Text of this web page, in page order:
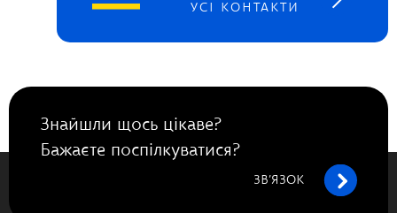
УСІ КОНТАКТИ
Знайшли щось цікаве?
Бажаєте поспілкуватися?
ЗВ’ЯЗОК